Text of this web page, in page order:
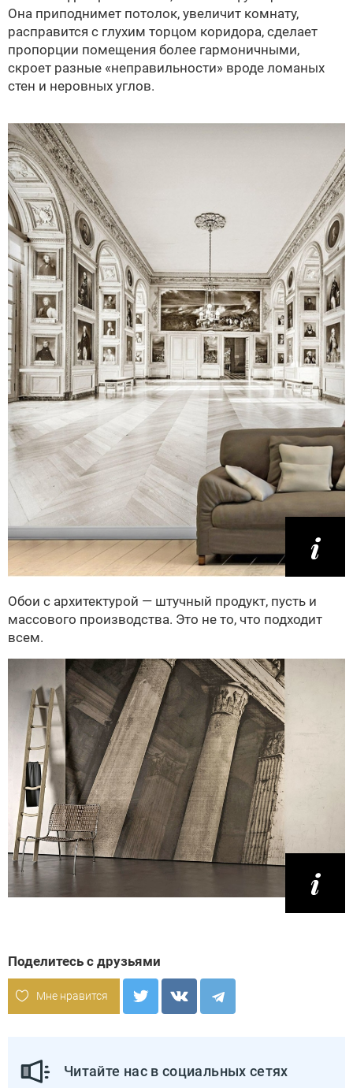
Она приподнимет потолок, увеличит комнату,
расправится с глухим торцом коридора, сделает
пропорции помещения более гармоничными,
скроет разные «неправильности» вроде ломаных
стен и неровных углов.
Обои с архитектурой — штучный продукт, пусть и
массового производства. Это не то, что подходит
всем.
Поделитесь с друзьями
Мне нравится
Читайте нас в социальных сетях